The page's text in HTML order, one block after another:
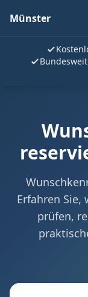
Münster
Erfahren Sie,
prüfen,